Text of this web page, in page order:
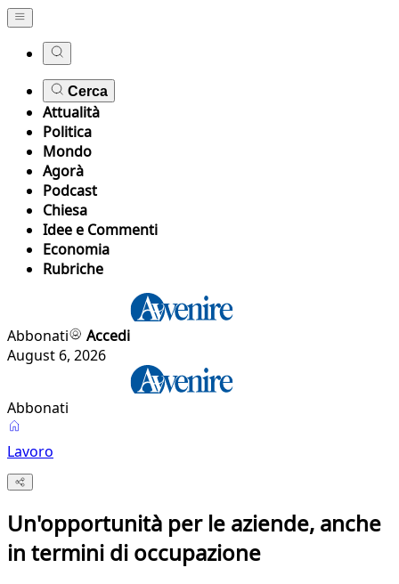
Cerca
Attualità
Politica
Mondo
Agorà
Podcast
Chiesa
Idee e Commenti
Economia
Rubriche
Abbonati
Accedi
August 6, 2026
Abbonati
Lavoro
Un'opportunità per le aziende, anche
in termini di occupazione